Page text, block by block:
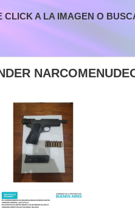
A LA IMAGEN O